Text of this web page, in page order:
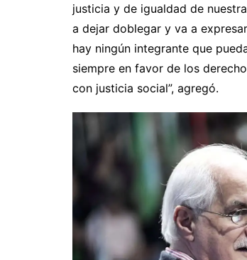
justicia y de igualdad de
a dejar doblegar y va a
hay ningún integrante que
siempre en favor de los
con justicia social”, agregó.